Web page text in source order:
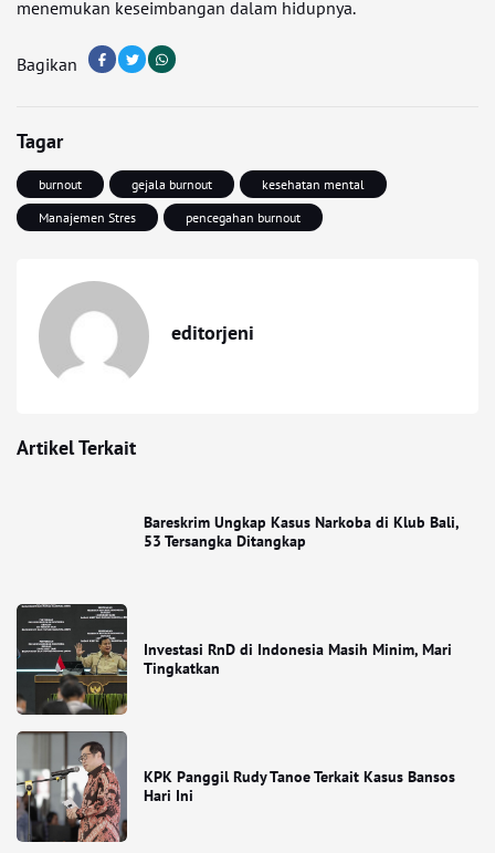
menemukan keseimbangan dalam hidupnya.
Bagikan
Tagar
burnout gejala burnout
kesehatan mental
Manajemen Stres
pencegahan burnout
editorjeni
Artikel Terkait
Bareskrim Ungkap Kasus Narkoba di Klub Bali,
53 Tersangka Ditangkap
Investasi RnD di Indonesia Masih Minim, Mari
Tingkatkan
KPK Panggil Rudy Tanoe Terkait Kasus Bansos
Hari Ini